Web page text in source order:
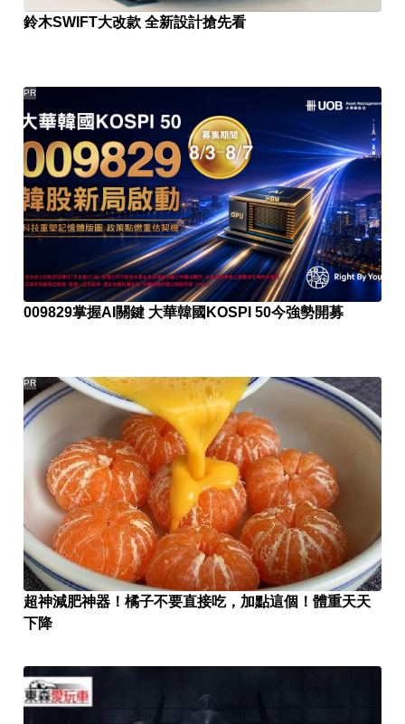
鈴木SWIFT大改款 全新設計搶先看
009829掌握AI關鍵 大華韓國KOSPI 50今強勢開募
PR
超神減肥神器！橘子不要直接吃，加點這個！體重天天
下降
PR